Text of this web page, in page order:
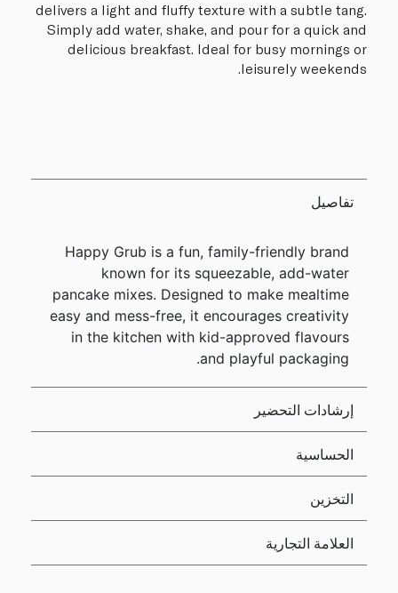
delivers a light and fluffy texture with a subtle tang.
Simply add water, shake, and pour for a quick and
delicious breakfast. Ideal for busy mornings or
leisurely weekends.
تفاصيل
Happy Grub is a fun, family-friendly brand
known for its squeezable, add-water
pancake mixes. Designed to make mealtime
easy and mess-free, it encourages creativity
in the kitchen with kid-approved flavours
and playful packaging.
إرشادات التحضير
الحساسية
التخزين
العلامة التجارية